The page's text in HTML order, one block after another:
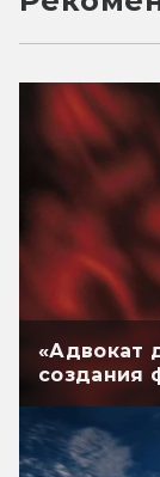
«Адвокат
создания